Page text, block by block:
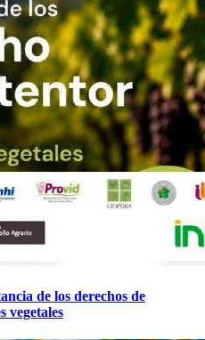
de los derechos de
vegetales